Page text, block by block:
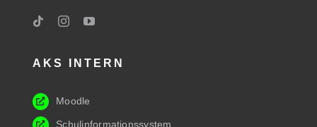
AKS INTERN
Moodle
Schulinformationssystem